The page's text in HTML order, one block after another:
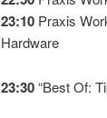
23:10Praxis
Hardware
23:30“Best Of: